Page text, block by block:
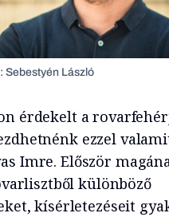
Sebestyén László
érdekelt a
ezzel
Imre. Először
különböző
kísérletezéseit